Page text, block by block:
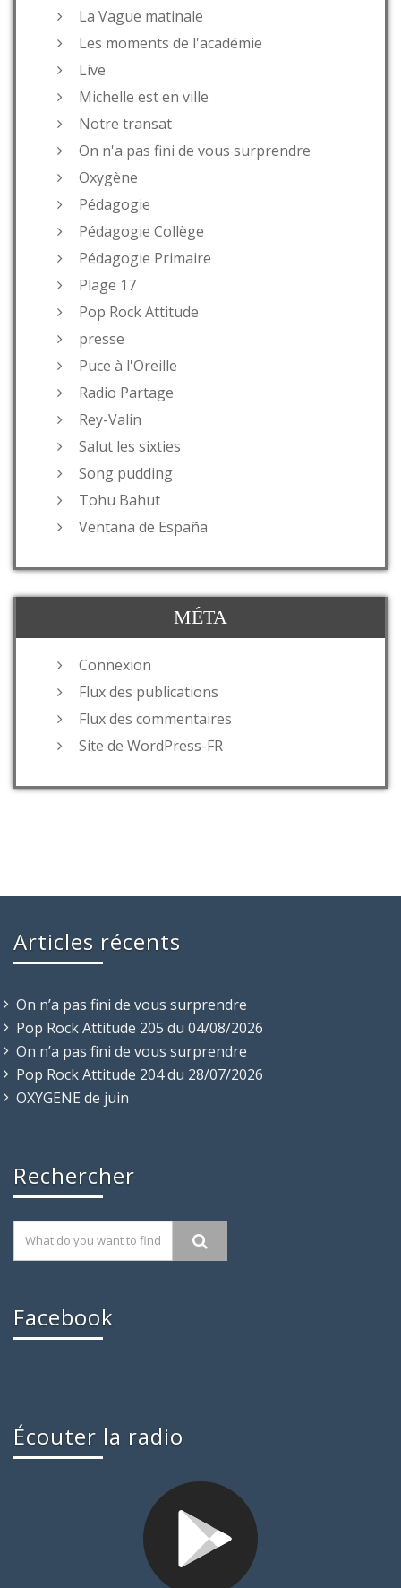
La Vague matinale
Les moments de l'académie
Live
Michelle est en ville
Notre transat
On n'a pas fini de vous surprendre
Oxygène
Pédagogie
Pédagogie Collège
Pédagogie Primaire
Plage 17
Pop Rock Attitude
presse
Puce à l'Oreille
Radio Partage
Rey-Valin
Salut les sixties
Song pudding
Tohu Bahut
Ventana de España
MÉTA
Connexion
Flux des publications
Flux des commentaires
Site de WordPress-FR
Articles récents
On n’a pas fini de vous surprendre
Pop Rock Attitude 205 du 04/08/2026
On n’a pas fini de vous surprendre
Pop Rock Attitude 204 du 28/07/2026
OXYGENE de juin
Rechercher
Facebook
Écouter la radio